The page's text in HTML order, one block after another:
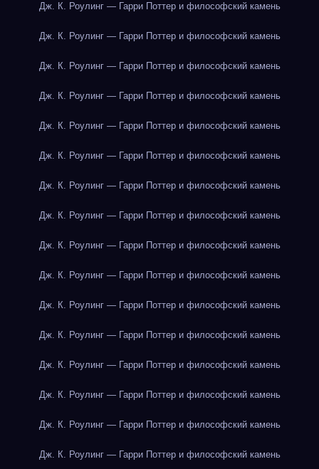
Дж. К. Роулинг — Гарри Поттер и философский камень
Дж. К. Роулинг — Гарри Поттер и философский камень
Дж. К. Роулинг — Гарри Поттер и философский камень
Дж. К. Роулинг — Гарри Поттер и философский камень
Дж. К. Роулинг — Гарри Поттер и философский камень
Дж. К. Роулинг — Гарри Поттер и философский камень
Дж. К. Роулинг — Гарри Поттер и философский камень
Дж. К. Роулинг — Гарри Поттер и философский камень
Дж. К. Роулинг — Гарри Поттер и философский камень
Дж. К. Роулинг — Гарри Поттер и философский камень
Дж. К. Роулинг — Гарри Поттер и философский камень
Дж. К. Роулинг — Гарри Поттер и философский камень
Дж. К. Роулинг — Гарри Поттер и философский камень
Дж. К. Роулинг — Гарри Поттер и философский камень
Дж. К. Роулинг — Гарри Поттер и философский камень
Дж. К. Роулинг — Гарри Поттер и философский камень